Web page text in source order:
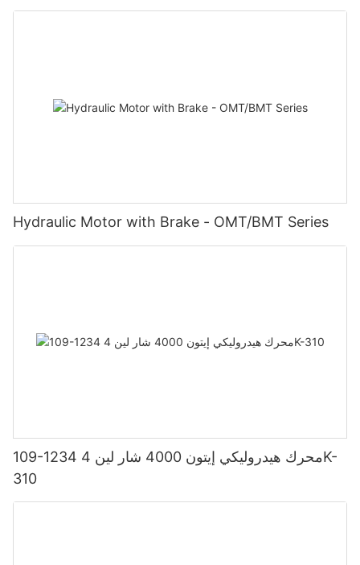
Hydraulic Motor with Brake - OMT/BMT Series
109-1234 محرك هيدروليكي إيتون 4000 شار لين 4K-
310